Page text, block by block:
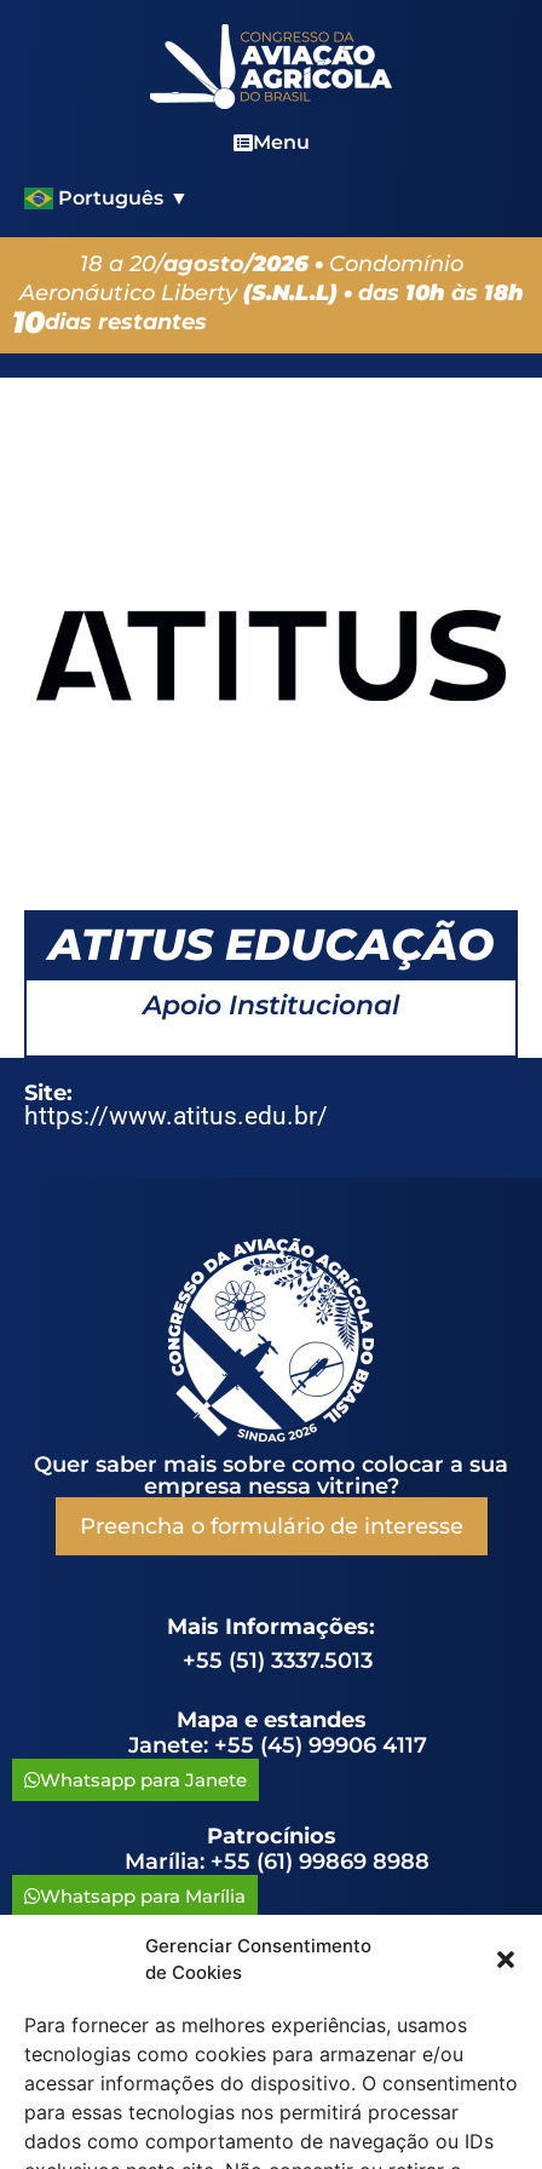
Gerenciar Consentimento
de Cookies
Para fornecer as melhores experiências, usamos
tecnologias como cookies para armazenar e/ou
acessar informações do dispositivo. O consentimento
para essas tecnologias nos permitirá processar
dados como comportamento de navegação ou IDs
Menu
Português ▼
18 a 20/agosto/2026 • Condomínio
Aeronáutico Liberty(S.N.L.L) • das 10h às 18h
10dias restantes
ATITUS EDUCAÇÃO
Apoio Institucional
Site:
https://www.atitus.edu.br/
Quer saber mais sobre como colocar a sua
empresa nessa vitrine?
Preencha o formulário de interesse
Mais Informações:
+55 (51) 3337.5013
Mapa e estandes
Janete: +55 (45) 99906 4117
Whatsapp para Janete
Patrocínios
Marília: +55 (61) 99869 8988
Whatsapp para Marília
congressoavag@congressoavag.org.br
Política de Cookies (BR)